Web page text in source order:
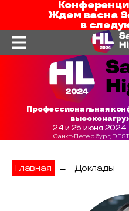
Ждем васна
в
Профессиональная
24 и 25 июня 2024
Санкт-Петербург,
Главная → Доклады